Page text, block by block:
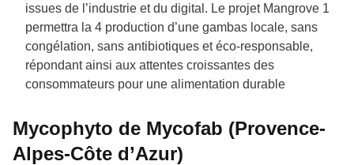
issues de l’industrie et du digital. Le projet Mangrove 1
permettra la 4 production d’une gambas locale, sans
congélation, sans antibiotiques et éco-responsable,
répondant ainsi aux attentes croissantes des
consommateurs pour une alimentation durable
Mycophyto de Mycofab (Provence-
Alpes-Côte d’Azur)